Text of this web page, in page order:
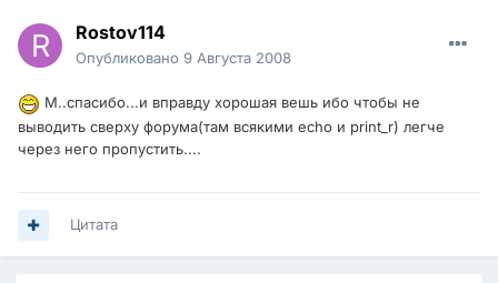
Rostov114
Опубликовано 9 Августа 2008
М..спасибо...и вправду хорошая вешь ибо чтобы не
выводить сверху форума(там всякими echo и print_r) легче
через него пропустить....
Цитата